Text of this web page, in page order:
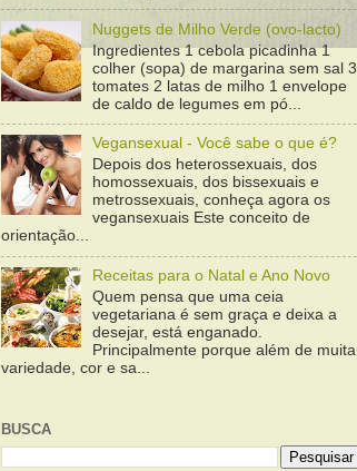
Nuggets de Milho Verde (ovo-lacto)
Ingredientes 1 cebola picadinha 1
colher (sopa) de margarina sem sal 3
tomates 2 latas de milho 1 envelope
de caldo de legumes em pó...
Vegansexual - Você sabe o que é?
Depois dos heterossexuais, dos
homossexuais, dos bissexuais e
metrossexuais, conheça agora os
vegansexuais Este conceito de
orientação...
Receitas para o Natal e Ano Novo
Quem pensa que uma ceia
vegetariana é sem graça e deixa a
desejar, está enganado.
Principalmente porque além de muita
variedade, cor e sa...
BUSCA